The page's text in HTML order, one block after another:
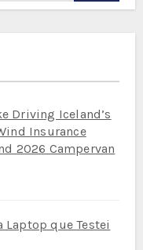
Driving Iceland’s
Insurance
2026 Campervan
Laptop que Testei